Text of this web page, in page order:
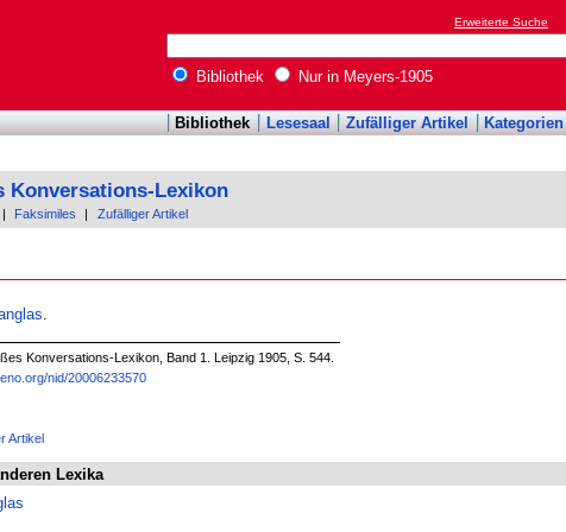
Erweiterte Suche
Bibliothek Nur in Meyers-1905
Bibliothek Lesesaal Zufälliger Artikel Kategorien
Konversations-Lexikon
Faksimiles Zufälliger Artikel
Konversations-Lexikon, Band 1. Leipzig 1905, S. 544.
nid/20006233570
Artikel
Lexika